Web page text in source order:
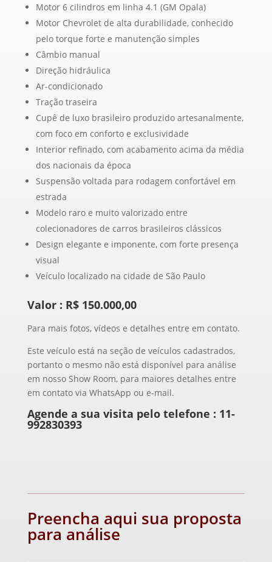
Motor 6 cilindros em linha 4.1 (GM Opala)
Motor Chevrolet de alta durabilidade, conhecido
pelo torque forte e manutenção simples
Câmbio manual
Direção hidráulica
Ar-condicionado
Tração traseira
Cupê de luxo brasileiro produzido artesanalmente,
com foco em conforto e exclusividade
Interior refinado, com acabamento acima da média
dos nacionais da época
Suspensão voltada para rodagem confortável em
estrada
Modelo raro e muito valorizado entre
colecionadores de carros brasileiros clássicos
Design elegante e imponente, com forte presença
visual
Veículo localizado na cidade de São Paulo
Valor : R$ 150.000,00
Para mais fotos, vídeos e detalhes entre em contato.
Este veículo está na seção de veículos cadastrados,
portanto o mesmo não está disponível para análise
em nosso Show Room, para maiores detalhes entre
em contato via WhatsApp ou e-mail.
Agende a sua visita pelo telefone : 11-
992830393
Preencha aqui sua proposta
para análise